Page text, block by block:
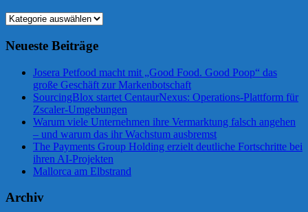
Kategorien
Neueste Beiträge
Josera Petfood macht mit „Good Food. Good Poop“ das
große Geschäft zur Markenbotschaft
SourcingBlox startet CentaurNexus: Operations-Plattform für
Zscaler-Umgebungen
Warum viele Unternehmen ihre Vermarktung falsch angehen
– und warum das ihr Wachstum ausbremst
The Payments Group Holding erzielt deutliche Fortschritte bei
ihren AI-Projekten
Mallorca am Elbstrand
Archiv